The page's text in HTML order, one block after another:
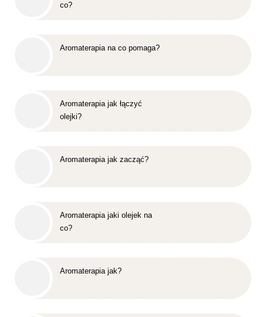
co?
Aromaterapia na co pomaga?
Aromaterapia jak łączyć
olejki?
Aromaterapia jak zacząć?
Aromaterapia jaki olejek na
co?
Aromaterapia jak?